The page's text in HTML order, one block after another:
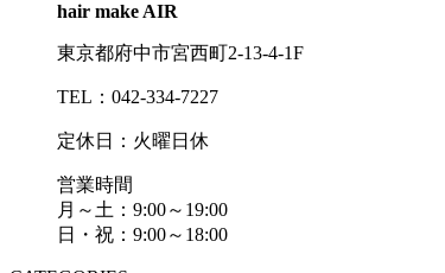
hair make AIR
東京都府中市宮西町2-13-4-1F
TEL：042-334-7227
定休日：火曜日休
営業時間
月～土：9:00～19:00
日・祝：9:00～18:00